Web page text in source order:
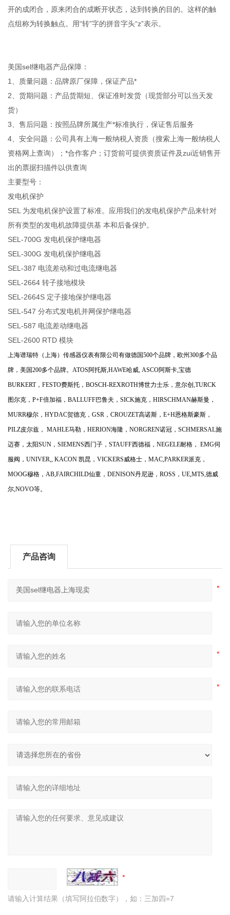
开的成闭合，原来闭合的成断开状态，达到转换的目的。这样的触
点组称为转换触点。用“转”字的拼音字头“z”表示。
美国sel继电器产品保障：
1、质量问题：品牌原厂保障，保证产品*
2、货期问题：产品货期短、保证准时发货（现货部分可以当天发
货）
3、售后问题：按照品牌所属生产*标准执行，保证售后服务
4、安全问题：公司具有上海一般纳税人资质（搜索上海一般纳税人
资格网上查询）；*合作客户；订货前可提供资质证件及zui近销售开
出的票据扫描件以供查询
主要型号：
发电机保护
SEL 为发电机保护设置了标准。应用我们的发电机保护产品来针对
所有类型的发电机故障提供基 本和后备保护。
SEL-700G 发电机保护继电器
SEL-300G 发电机保护继电器
SEL-387 电流差动和过电流继电器
SEL-2664 转子接地模块
SEL-2664S 定子接地保护继电器
SEL-547 分布式发电机并网保护继电器
SEL-587 电流差动继电器
SEL-2600 RTD 模块
上海谱瑞特（上海）传感器仪表有限公司有做德国500个品牌，欧州300多个品
牌，美国200多个品牌。ATOS阿托斯,HAWE哈威, ASCO阿斯卡,宝德
BURKERT，FESTO费斯托，BOSCH-REXROTH博世力士乐，意尔创,TURCK
图尔克，P+F倍加福，BALLUFF巴鲁夫，SICK施克，HIRSCHMAN赫斯曼，
MURR穆尔，HYDAC贺德克，GSR，CROUZET高诺斯，E+H恩格斯豪斯，
PILZ皮尔兹， MAHLE马勒，HERION海隆，NORGREN诺冠，SCHMERSAL施
迈赛，太阳SUN，SIEMENS西门子，STAUFF西德福，NEGELE耐格， EMG伺
服阀，UNIVER,, KACON 凯昆，VICKERS威格士，MAC,PARKER派克，
MOOG穆格，AB,FAIRCHILD仙童，DENISON丹尼逊，ROSS，UE,MTS,德威
尔,NOVO等。
产品咨询
请输入计算结果（填写阿拉伯数字），如：三加四=7